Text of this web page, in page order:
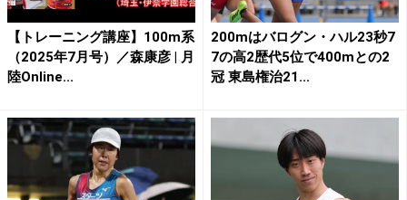
【トレーニング講座】100m系
（2025年7月号）／森康彦 | 月
陸Online...
200mはバログン・ハル23秒7
7の高2歴代5位で400mとの2
冠 東島権治21...